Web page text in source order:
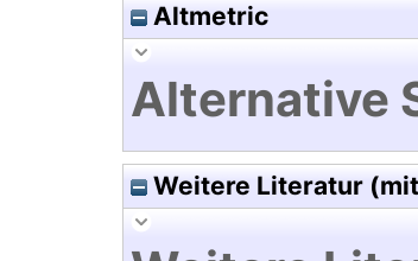
Altmetric
Alternative
Weitere Literatur